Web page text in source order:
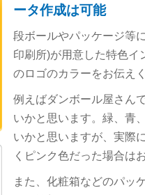
ータ作成は可能
段ボールやパッケージ等
印刷所)が用意した特色イ
のロゴのカラーをお伝え
例えばダンボール屋さん
いかと思います。緑、青
いかと思いますが、実際
くピンク色だった場合は
また、化粧箱などのパッ